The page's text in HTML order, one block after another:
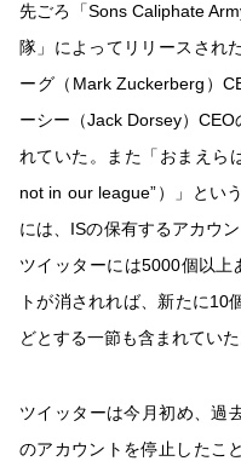
先ごろ「Sons Caliphate
隊」によってリリースされ
ーグ（Mark Zuckerberg）
ーシー（Jack Dorsey）
れていた。また「おまえら
not in our league”）」とい
には、ISの保有するアカウ
ツイッターには5000個以
トが消されれば、新たに10
どとする一節も含まれていた
ツイッターは今月初め、過
のアカウントを停止したこ